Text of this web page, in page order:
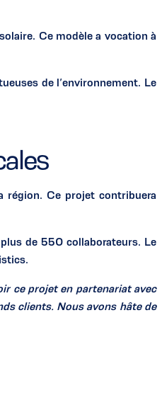
Ce modèle a vocation à
de l’environnement. Le
région. Ce projet contribuera
de 550 collaborateurs. Le
ce projet en partenariat avec
clients. Nous avons hâte de